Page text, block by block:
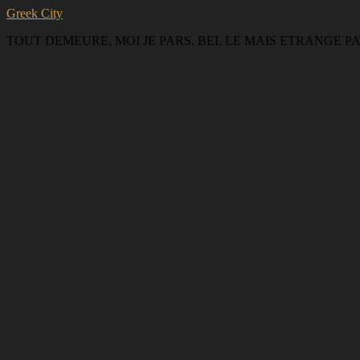
Greek City
TOUT DEMEURE, MOI JE PARS. BEL LE MAIS ETRANGE